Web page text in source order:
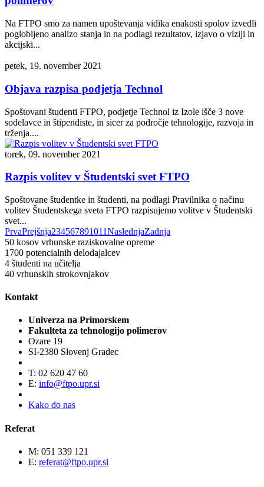
Na FTPO smo za namen upoštevanja vidika enakosti spolov izvedli
poglobljeno analizo stanja in na podlagi rezultatov, izjavo o viziji in
akcijski...
petek, 19. november 2021
Objava razpisa podjetja Technol
Spoštovani študenti FTPO, podjetje Technol iz Izole išče 3 nove
sodelavce in štipendiste, in sicer za področje tehnologije, razvoja in
trženja....
torek, 09. november 2021
Razpis volitev v Študentski svet FTPO
Spoštovane študentke in študenti, na podlagi Pravilnika o načinu
volitev Študentskega sveta FTPO razpisujemo volitve v Študentski
svet...
PrvaPrejšnja234567891011NaslednjaZadnja
50 kosov vrhunske raziskovalne opreme
1700 potencialnih delodajalcev
4 študenti na učitelja
40 vrhunskih strokovnjakov
Kontakt
Univerza na Primorskem
Fakulteta za tehnologijo polimerov
Ozare 19
SI-2380 Slovenj Gradec
T: 02 620 47 60
E: info@ftpo.upr.si
Kako do nas
Referat
M: 051 339 121
E: referat@ftpo.upr.si